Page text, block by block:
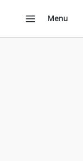
Menu